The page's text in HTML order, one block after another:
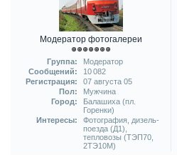
Модератор фотогалереи
Группа:
Модератор
Сообщений:
10 082
Регистрация:
07 августа 05
Пол:
Мужчина
Город:
Балашиха (пл.
Горенки)
Интересы:
Фотография, дизель-
поезда (Д1),
тепловозы (ТЭП70,
2ТЭ10М)